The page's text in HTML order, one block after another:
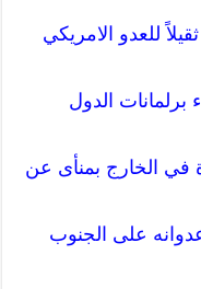
من 15 صاروخاً ثقيلاً للعدو الامريكي
برلمانات الدول
في الخارج بمنأى عن
على الجنوب